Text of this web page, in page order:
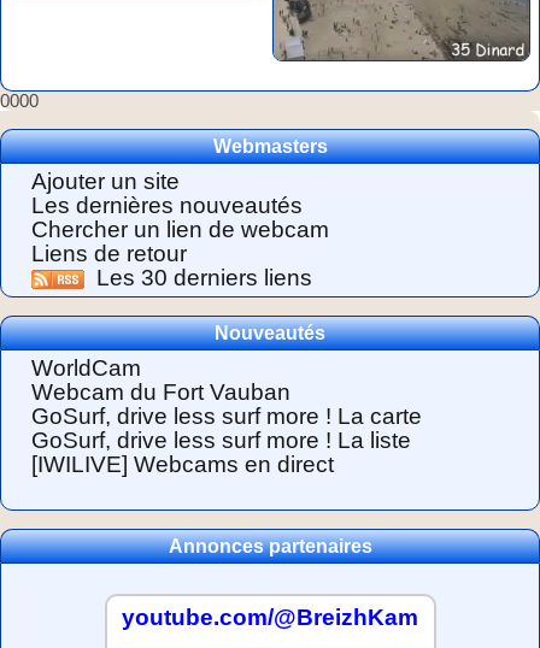
0000
Webmasters
Ajouter un site
Les dernières nouveautés
Chercher un lien de webcam
Liens de retour
Les 30 derniers liens
Nouveautés
WorldCam
Webcam du Fort Vauban
GoSurf, drive less surf more ! La carte
GoSurf, drive less surf more ! La liste
[IWILIVE] Webcams en direct
Annonces partenaires
youtube.com/@BreizhKam